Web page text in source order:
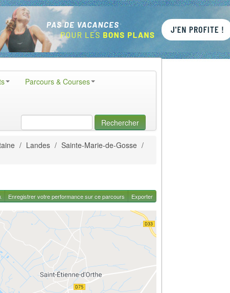
Parcours & Courses
Rechercher
/ Landes / Sainte-Marie-de-Gosse /
Enregistrer votre performance sur ce parcours Exporter